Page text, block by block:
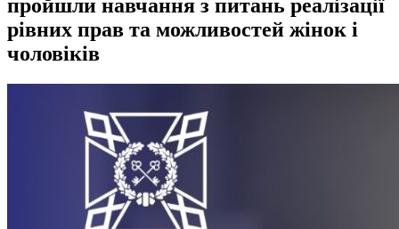
пройшли навчання з питань реалізації
рівних прав та можливостей жінок і
чоловіків